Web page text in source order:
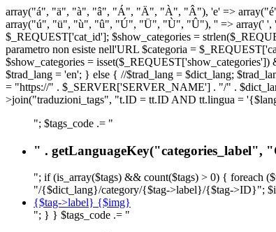
array("á", "ä", "à", "â", "Á", "Ä", "À", "Â"), 'e' =>
array("ú", "ü", "ù", "û", "Ú", "Ü", "Ù", "Û"), '' => array(' ',
$_REQUEST['cat_id']; $show_categories =
parametro non esiste nell'URL $categoria =
$show_categories =
$trad_lang = 'en'; } else { //$trad_lang = $dict_lang;
= "https://" . $_SERVER['SERVER_NAME'] . "/" .
>join("traduzioni_tags", "t.ID = tt.ID AND tt.lingua =
"; $tags_code .= "
" . getLanguageKey("categories_label",
"; if (is_array($tags) && count($tags) > 0) { foreach
"/{$dict_lang}/category/{$tag->label}/{$tag->ID}";
{$tag->label} {$img}
"; } } $tags_code .= "